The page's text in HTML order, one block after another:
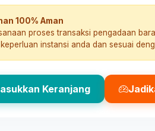
100% Aman
proses transaksi pengadaan
instansi anda dan sesuai
Keranjang